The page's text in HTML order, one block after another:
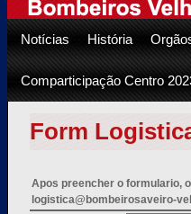
Notícias História
Comparticipação Centro
Form
Apos preencher o formulario,
logistica@bombeirosaveiro-